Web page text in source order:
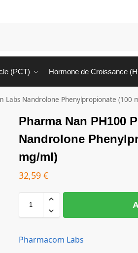
(PCT) Hormone de Croissance
Labs Nandrolone Phenylpropionate (100
Pharma Nan PH100
Nandrolone
mg/ml)
32,59 €
Pharmacom Labs